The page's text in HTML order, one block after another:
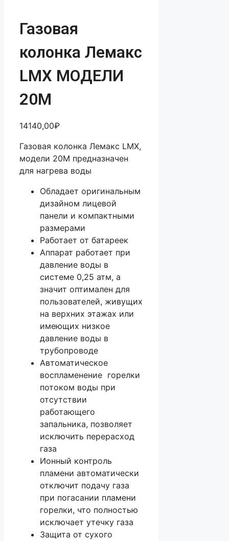
Газовая
колонка Лемакс
LMX МОДЕЛИ
20М
14140,00₽
Газовая колонка Лемакс LMX,
модели 20М предназначен
для нагрева воды
Обладает оригинальным
дизайном лицевой
панели и компактными
размерами
Работает от батареек
Аппарат работает при
давление воды в
системе 0,25 атм, а
значит оптимален для
пользователей, живущих
на верхних этажах или
имеющих низкое
давление воды в
трубопроводе
Автоматическое
воспламенение горелки
потоком воды при
отсутствии
работающего
запальника, позволяет
исключить перерасход
газа
Ионный контроль
пламени автоматически
отключит подачу газа
при погасании пламени
горелки, что полностью
исключает утечку газа
Защита от сухого